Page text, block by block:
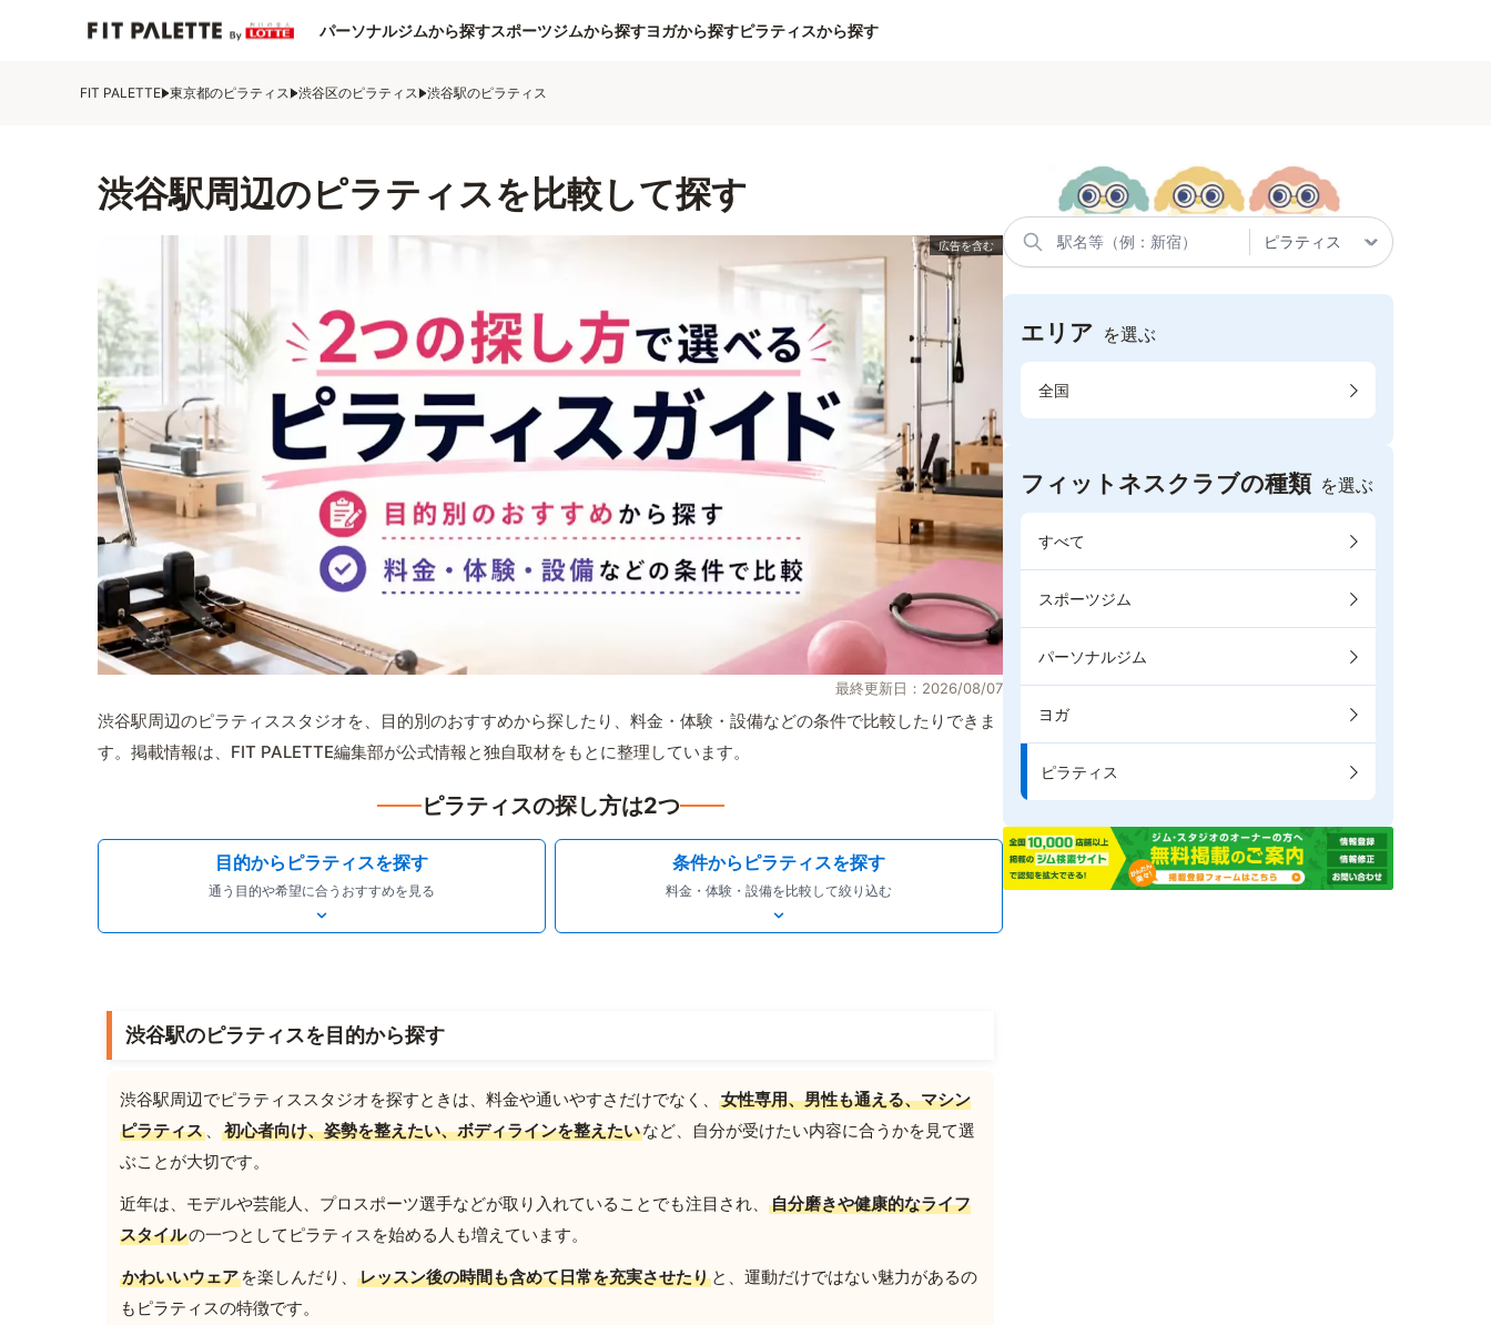
パーソナルジムから探すスポーツジムから探すヨガから探すピラティスから探す
FIT PALETTE 東京都のピラティス 渋谷区のピラティス 渋谷駅のピラティス
渋谷駅周辺のピラティスを比較して探す
最終更新日：2026/08/07
渋谷駅周辺のピラティススタジオを、目的別のおすすめから探したり、料金・体験・設備などの条件で比較したりできま
す。掲載情報は、FIT PALETTE編集部が公式情報と独自取材をもとに整理しています。
ピラティスの探し方は2つ
目的からピラティスを探す
通う目的や希望に合うおすすめを見る
条件からピラティスを探す
料金・体験・設備を比較して絞り込む
渋谷駅のピラティスを目的から探す
渋谷駅周辺でピラティススタジオを探すときは、料金や通いやすさだけでなく、
女性専用、男性も通える、マシン
ピラティス 、 初心者向け、姿勢を整えたい、ボディラインを整えたいなど、自分が受けたい内容に合うかを見て選
ぶことが大切です。
近年は、モデルや芸能人、プロスポーツ選手などが取り入れていることでも注目され、
自分磨きや健康的なライフ
スタイルの一つとしてピラティスを始める人も増えています。
かわいいウェア を楽しんだり、 レッスン後の時間も含めて日常を充実させたり と、運動だけではない魅力があるの
もピラティスの特徴です。
エリア を選ぶ
全国
フィットネスクラブの種類 を選ぶ
すべて
スポーツジム
パーソナルジム
ヨガ
ピラティス